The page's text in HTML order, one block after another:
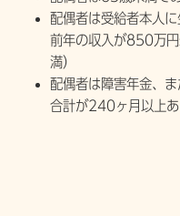
配偶者は受給者本人
前年の収入が850万
満）
配偶者は障害年金、
合計が240ヶ月以上